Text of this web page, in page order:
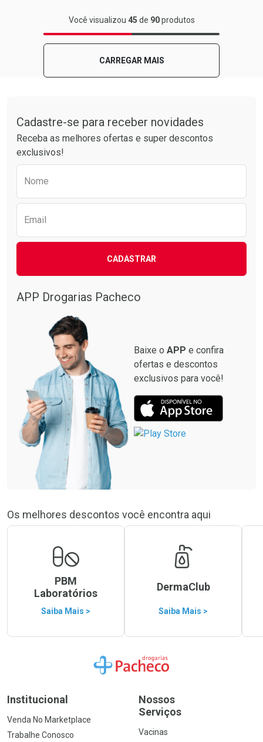
FECHAR
Laboratório
Comprar sem Desconto
Por R$ 69,99/cada
FECHAR
Por Menos
Comprar sem Desconto
Por R$ 69,99/cada
Você visualizou 45 de 90produtos
CARREGAR MAIS
Cadastre-se para receber novidades
Receba as melhores ofertas e super descontos
exclusivos!
Nome
Email
CADASTRAR
APP Drogarias Pacheco
Baixe o APP e confira
ofertas e descontos
exclusivos para você!
Os melhores descontos você encontra aqui
PBM
Laboratórios
Saiba Mais >
DermaClub
Saiba Mais >
Ir para a Home
Institucional
Venda No Marketplace
Trabalhe Conosco
Nossos
Serviços
Vacinas